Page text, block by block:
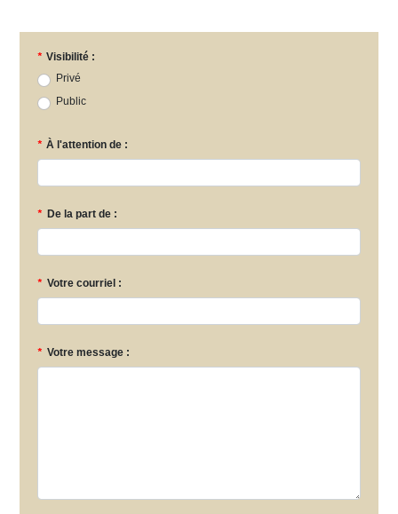
* Visibilité :
Privé
Public
* À l'attention de :
* De la part de :
* Votre courriel :
* Votre message :